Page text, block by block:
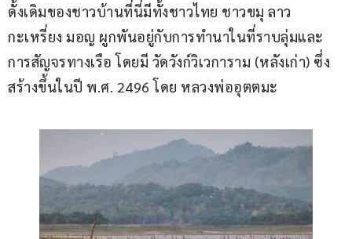
ดั้งเดิมของชาวบ้านที่นี่มีทั้งชาวไทย ชาวขมุ ลาว
กะเหรี่ยง มอญ ผูกพันอยู่กับการทำนาในที่ราบลุ่มและ
การสัญจรทางเรือ โดยมี วัดวังก์วิเวการาม (หลังเก่า) ซึ่ง
สร้างขึ้นในปี พ.ศ. 2496 โดย หลวงพ่ออุตตมะ